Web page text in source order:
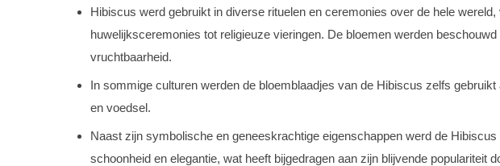
Hibiscus werd gebruikt in diverse rituelen en ceremonies over de hele wereld,
huwelijksceremonies tot religieuze vieringen. De bloemen werden
vruchtbaarheid.
In sommige culturen werden de bloemblaadjes van de Hibiscus zelfs
en voedsel.
Naast zijn symbolische en geneeskrachtige eigenschappen werd de
schoonheid en elegantie, wat heeft bijgedragen aan zijn blijvende populariteit